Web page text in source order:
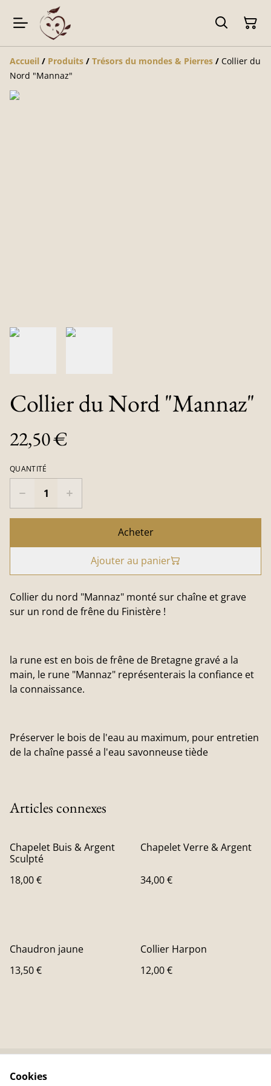
Accueil / Produits / Trésors du mondes & Pierres / Collier du
Nord "Mannaz"
Collier du Nord "Mannaz"
22,50 €
QUANTITÉ
Acheter
Ajouter au panier
Collier du nord "Mannaz" monté sur chaîne et grave
sur un rond de frêne du Finistère !
la rune est en bois de frêne de Bretagne gravé a la
main, le rune "Mannaz" représenterais la confiance et
la connaissance.
Préserver le bois de l'eau au maximum, pour entretien
de la chaîne passé a l'eau savonneuse tiède
Articles connexes
Chapelet Buis & Argent
Sculpté
18,00 €
Chapelet Verre & Argent
34,00 €
Chaudron jaune
13,50 €
Collier Harpon
12,00 €
Cookies